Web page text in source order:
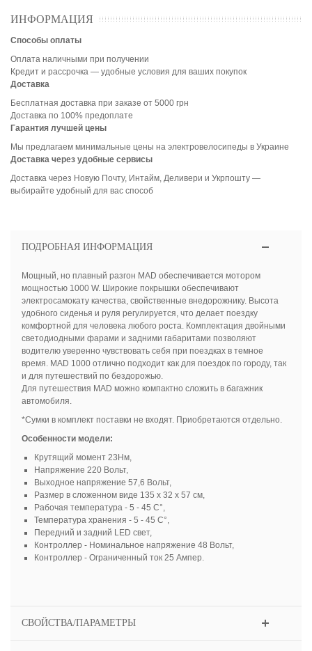
ИНФОРМАЦИЯ
Способы оплаты
Оплата наличными при получении
Кредит и рассрочка — удобные условия для ваших покупок
Доставка
Бесплатная доставка при заказе от 5000 грн
Доставка по 100% предоплате
Гарантия лучшей цены
Мы предлагаем минимальные цены на электровелосипеды в Украине
Доставка через удобные сервисы
Доставка через Новую Почту, Интайм, Деливери и Укрпошту —
выбирайте удобный для вас способ
ПОДРОБНАЯ ИНФОРМАЦИЯ
Мощный, но плавный разгон MAD обеспечивается мотором
мощностью 1000 W. Широкие покрышки обеспечивают
электросамокату качества, свойственные внедорожнику. Высота
удобного сиденья и руля регулируется, что делает поездку
комфортной для человека любого роста. Комплектация двойными
светодиодными фарами и задними габаритами позволяют
водителю уверенно чувствовать себя при поездках в темное
время. MAD 1000 отлично подходит как для поездок по городу, так
и для путешествий по бездорожью.
Для путешествия MAD можно компактно сложить в багажник
автомобиля.
*Сумки в комплект поставки не входят. Приобретаются отдельно.
Особенности модели:
Крутящий момент 23Нм,
Напряжение 220 Вольт,
Выходное напряжение 57,6 Вольт,
Размер в сложенном виде 135 х 32 х 57 см,
Рабочая температура - 5 - 45 С°,
Температура хранения - 5 - 45 С°,
Передний и задний LED свет,
Контроллер - Номинальное напряжение 48 Вольт,
Контроллер - Ограниченный ток 25 Ампер.
СВОЙСТВА/ПАРАМЕТРЫ